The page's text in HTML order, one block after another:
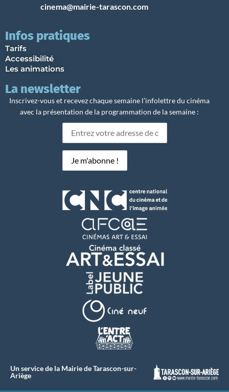
cinema@mairie-tarascon.com
Infos pratiques
Tarifs
Accessibilité
Les animations
La newsletter
Inscrivez-vous et recevez chaque semaine l’infolettre du cinéma
avec la présentation de la programmation de la semaine :
Un service de la Mairie de Tarascon-sur-
Ariège